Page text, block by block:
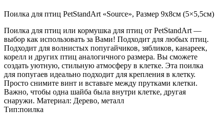
Поилка для птиц PetStandArt «Source», Размер 9х8см (5×5,5см)
Поилка для птиц или кормушка для птиц от PetStandArt —
выбор как использовать за Вами! Подходит для любых птиц.
Подходит для волнистых попугайчиков, зябликов, канареек,
корелл и других птиц аналогичного размера. Вы сможете
создать уютную, стильную атмосферу в клетке. Эта поилка
для попугаев идеально подходит для крепления в клетку.
Просто снимите винт и вставьте между прутками клетки.
Важно, чтобы одна шайба была внутри клетке, другая
снаружи. Материал: Дерево, металл
Тип:поилка